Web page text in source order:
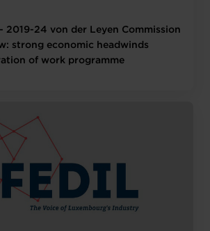
2019-24 von der Leyen Commission
strong economic headwinds
of work programme